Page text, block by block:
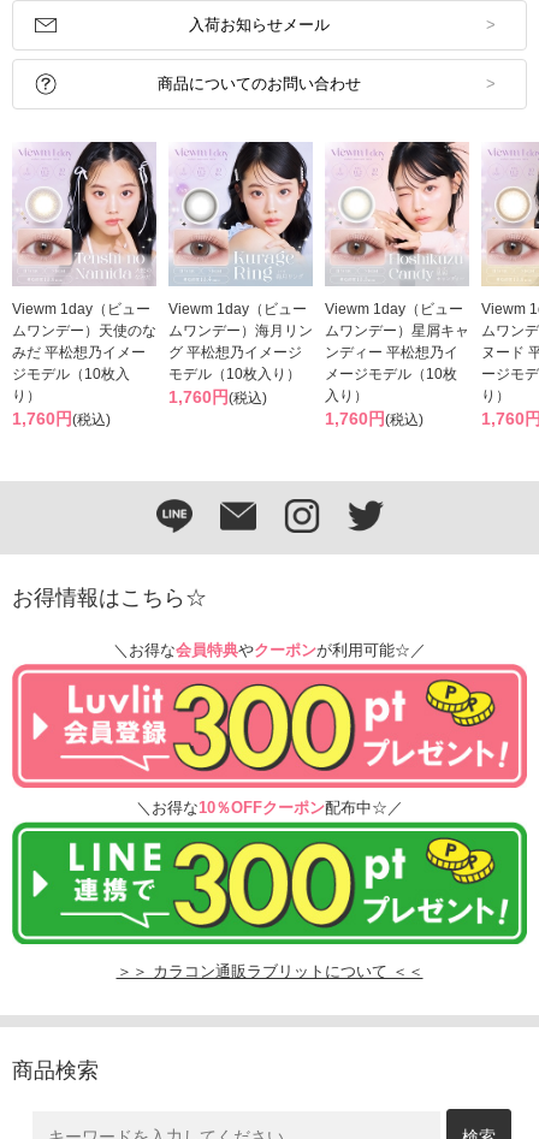
入荷お知らせメール
商品についてのお問い合わせ
Viewm 1day（ビュー
ムワンデー）天使のな
みだ 平松想乃イメー
ジモデル（10枚入
り）
1,760円(税込)
Viewm 1day（ビュー
ムワンデー）海月リン
グ 平松想乃イメージ
モデル（10枚入り）
1,760円(税込)
Viewm 1day（ビュー
ムワンデー）星屑キャ
ンディー 平松想乃イ
メージモデル（10枚
入り）
1,760円(税込)
Viewm
ムワン
ヌード
ージモ
り）
1,760
お得情報はこちら☆
＼お得な会員特典やクーポンが利用可能☆／
＼お得な10％OFFクーポン配布中☆／
＞＞ カラコン通販ラブリットについて ＜＜
商品検索